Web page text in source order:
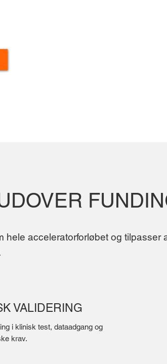
hele acceleratorforløbet og tilpasser
VALIDERING
i klinisk test, dataadgang og
krav.